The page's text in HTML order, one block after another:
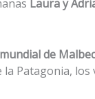
Laura y
de
Patagonia,